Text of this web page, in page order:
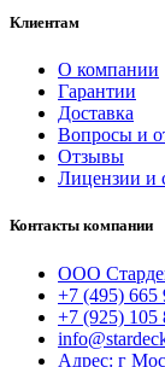
Клиентам
О компании
Гарантии
Доставка
Вопросы и
Отзывы
Лицензии и
Контакты компании
ООО
+7 (495) 665
+7 (925) 105
Адрес: г